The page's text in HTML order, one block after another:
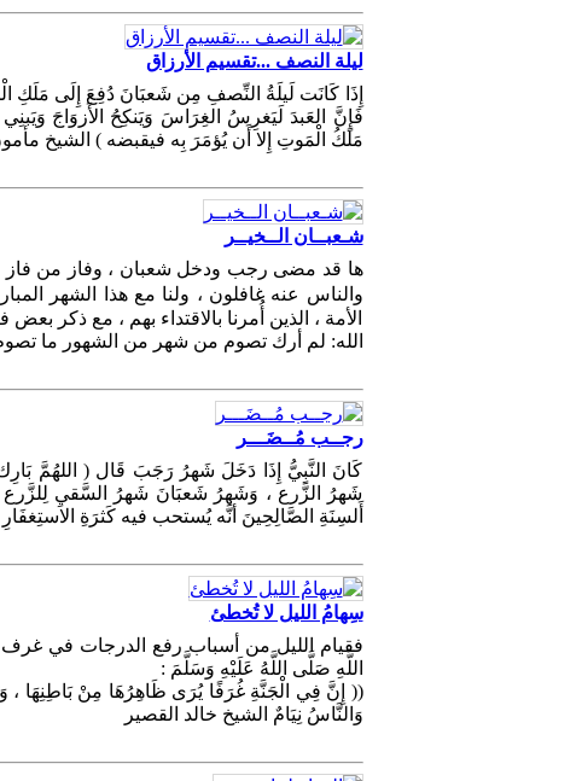
ليلة النصف ...تقسيم الأرزاق
إِذَا كَانَت لَيلَةُ النِّصفِ مِن شَعبَانَ دُفِعَ إِلَى
فَإِنَّ العَبدَ لَيَغرِسُ الغِرَاسَ وَيَنكِحُ الأَزوَاجَ
مَلَكُ الْمَوتِ إِلا أَن يُؤمَرَ بِه فيقبضه ) الشيخ
شـعبــان الــخيــر
ها قد مضى رجب ودخل شعبان ، وفاز من فاز
الأمة ، الذين أُمرنا بالاقتداء بهم ، مع ذكر
الله: لم أرك تصوم من شهر من الشهور ما
رجــب مُــضَـــر
كَانَ النَّبِيُّ إِذَا دَخَلَ شَهرُ رَجَبَ قَال ( اللهُمَّ
شَهرُ الزَّرع ، وَشَهرُ شَعبَانَ شَهرُ السَّقيِ
أَلسِنَةِ الصَّالِحِينَ أنَّه يُستحب فيه كَثرَةِ
سِهامُ الليل لا تُخطئ
فقيام الليل من أسباب رفع الدرجات في
اللَّهِ صَلَّى اللَّهُ عَلَيْهِ وَسَلَّمَ :
(( إِنَّ فِي الْجَنَّةِ غُرَفًا يُرَى ظَاهِرُهَا مِنْ بَاطِنِهَا ،
وَالنَّاسُ نِيَامٌ الشيخ خالد القصير